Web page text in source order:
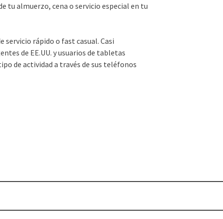
tu almuerzo, cena o servicio especial en tu
servicio rápido o fast casual. Casi
de EE.UU. y usuarios de tabletas
de actividad a través de sus teléfonos